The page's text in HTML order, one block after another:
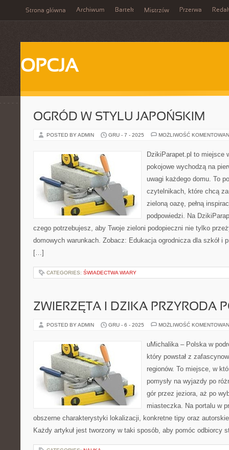
Strona główna Archiwum Bartek Mistrzów Przerwa
OPCJA
OGRÓD W STYLU JAPOŃSKIM
POSTED BY ADMIN GRU - 7 - 2025 MOŻLIWOŚĆ
DzikiParapet.pl to miejsce
pokojowe wychodzą na
uwagi każdego domu. To
czytelnikach, które chcą
zieloną oazę, pełną
podpowiedzi. Na
czego potrzebujesz, aby Twoje zieloni podopieczni nie tylko
domowych warunkach. Zobacz: Edukacja ogrodnicza dla szkół i
[…]
CATEGORIES: ŚWIADECTWA WIARY
ZWIERZĘTA I DZIKA PRZYRODA
POSTED BY ADMIN GRU - 6 - 2025 MOŻLIWOŚĆ
uMichalika – Polska w
który powstał z
regionów. To miejsce, w
pomysły na wyjazdy po
gór przez jeziora, aż po
miasteczka. Na portalu w
obszerne charakterystyki lokalizacji, konkretne tipy oraz
Każdy artykuł jest tworzony w taki sposób, aby pomóc odbiorcy